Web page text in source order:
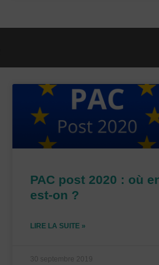
PAC post 2020 : où
est-on ?
LIRE LA SUITE »
30 septembre 2019